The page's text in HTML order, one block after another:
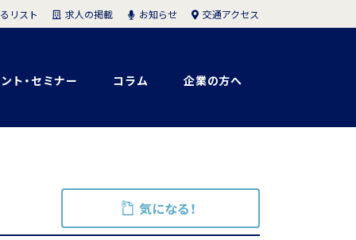
ト・セミナー コラム 企業の方へ
リスト 求人の掲載 お知らせ 交通アクセス
気になる！